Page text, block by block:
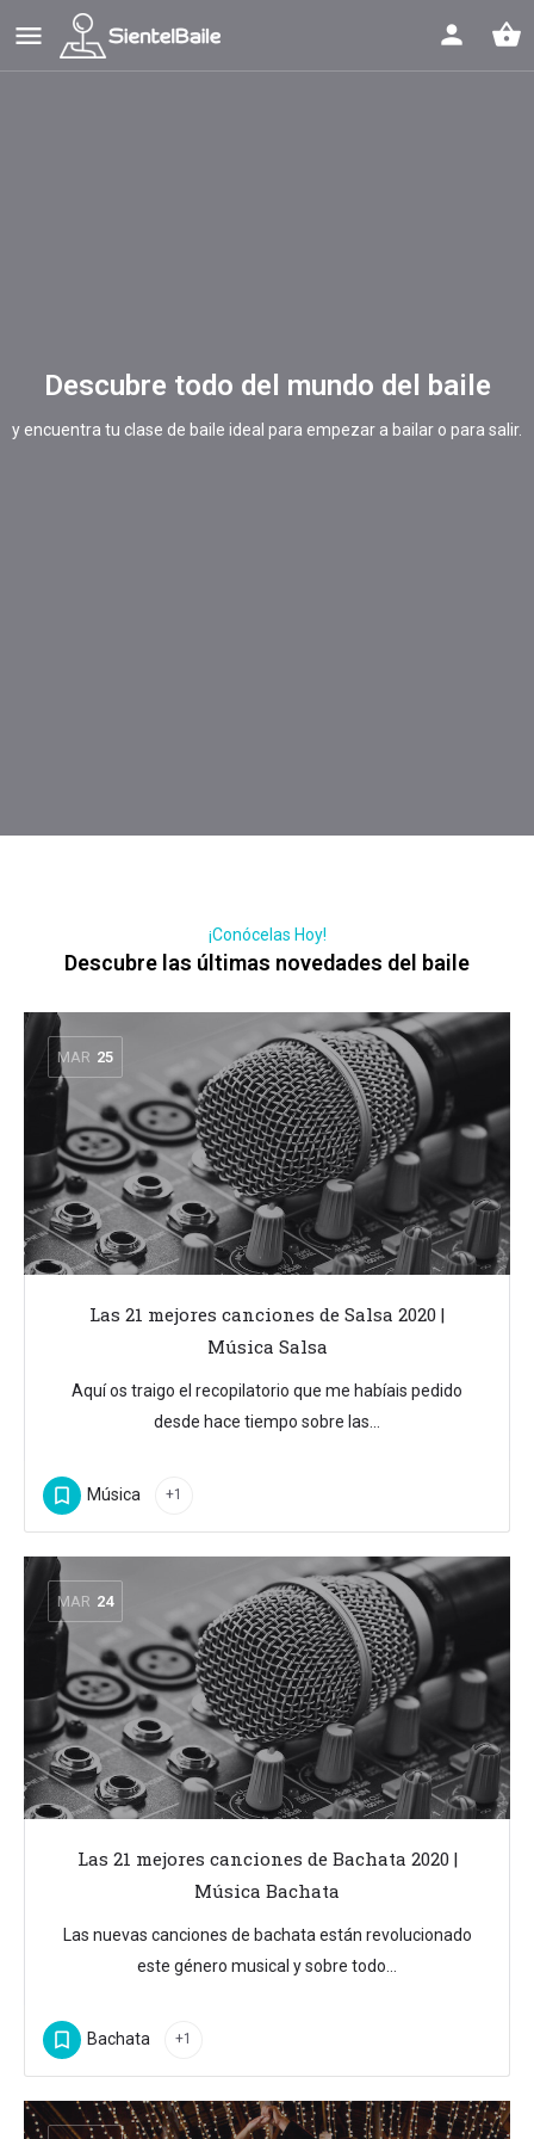
shopping_basket
Descubre todo del mundo del baile
y encuentra tu clase de baile ideal para empezar a bailar o para salir.
¡Conócelas Hoy!
Descubre las últimas novedades del baile
MAR 25
Las 21 mejores canciones de Salsa 2020 |
Música Salsa
Aquí os traigo el recopilatorio que me habíais pedido
desde hace tiempo sobre las…
Música +1
MAR 24
Las 21 mejores canciones de Bachata 2020 |
Música Bachata
Las nuevas canciones de bachata están revolucionado
este género musical y sobre todo…
Bachata +1